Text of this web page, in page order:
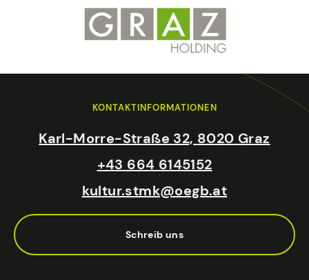
KONTAKTINFORMATIONEN
Karl-Morre-Straße 32, 8020 Graz
+43 664 6145152
kultur.stmk@oegb.at
Schreib uns